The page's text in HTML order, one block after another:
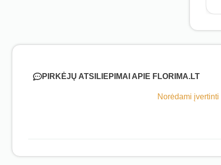
PIRKĖJŲ ATSILIEPIMAI APIE FLORIMA.LT
Norėdami